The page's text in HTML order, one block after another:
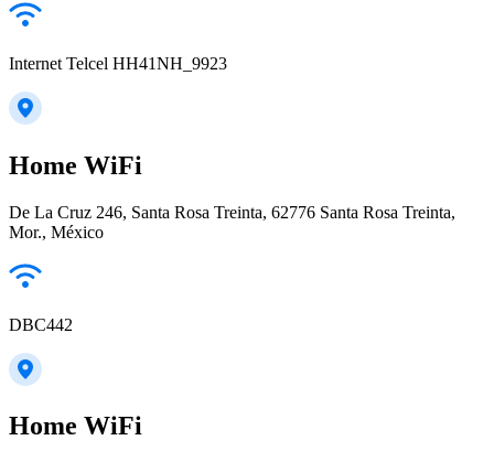
Internet Telcel HH41NH_9923
Home WiFi
De La Cruz 246, Santa Rosa Treinta, 62776 Santa Rosa Treinta,
Mor., México
DBC442
Home WiFi